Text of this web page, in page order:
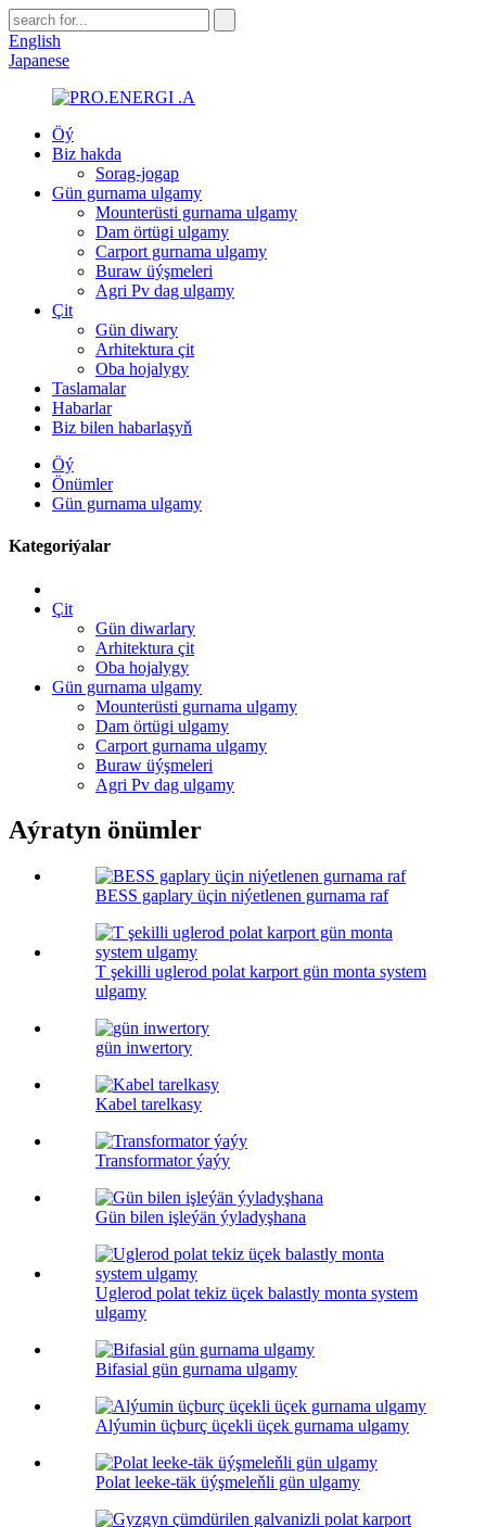
English
Japanese
Öý
Biz hakda
Sorag-jogap
Gün gurnama ulgamy
Mounterüsti gurnama ulgamy
Dam örtügi ulgamy
Carport gurnama ulgamy
Buraw üýşmeleri
Agri Pv dag ulgamy
Çit
Gün diwary
Arhitektura çit
Oba hojalygy
Taslamalar
Habarlar
Biz bilen habarlaşyň
Öý
Önümler
Gün gurnama ulgamy
Kategoriýalar
Çit
Gün diwarlary
Arhitektura çit
Oba hojalygy
Gün gurnama ulgamy
Mounterüsti gurnama ulgamy
Dam örtügi ulgamy
Carport gurnama ulgamy
Buraw üýşmeleri
Agri Pv dag ulgamy
Aýratyn önümler
BESS gaplary üçin niýetlenen gurnama raf
T şekilli uglerod polat karport gün monta system
ulgamy
gün inwertory
Kabel tarelkasy
Transformator ýaýy
Gün bilen işleýän ýyladyşhana
Uglerod polat tekiz üçek balastly monta system
ulgamy
Bifasial gün gurnama ulgamy
Alýumin üçburç üçekli üçek gurnama ulgamy
Polat leeke-täk üýşmeleňli gün ulgamy